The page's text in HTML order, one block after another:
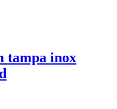
tampa inox